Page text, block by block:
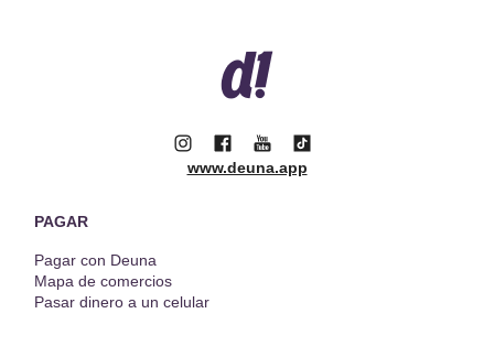
www.deuna.app
PAGAR
Pagar con Deuna
Mapa de comercios
Pasar dinero a un celular